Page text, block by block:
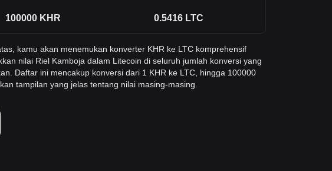
100000 KHR 0.5416 LTC
kamu akan menemukan konverter KHR ke LTC komprehensif
nilai Riel Kamboja dalam Litecoin di seluruh jumlah konversi yang
Daftar ini mencakup konversi dari 1 KHR ke LTC, hingga 100000
tampilan yang jelas tentang nilai masing-masing.